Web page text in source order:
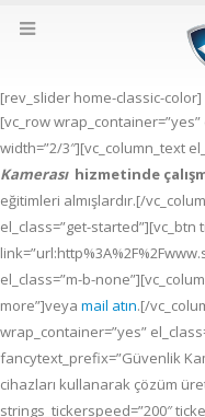
[rev_slider home-classic-color]
[vc_row
width=”2/3″][vc_column_text
Kamerasıhizmetinde
eğitimleri almışlardır.[/
el_class=”get-started”][vc_btn
el_class=”m-b-
more”]veya mail atın.[/
wrap_container=”yes”
fancytext_prefix=”Güvenlik
cihazları kullanarak çözüm
strings_tickerspeed=”200″